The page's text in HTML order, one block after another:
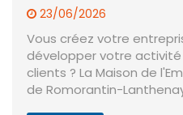
23/06/2026
Vous créez votre
développer votre
clients ? La Maison de
de Romorantin-